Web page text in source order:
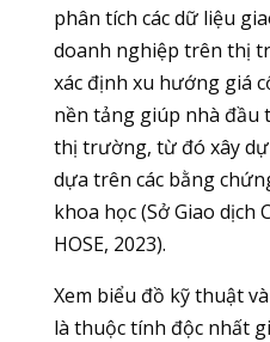
phân tích các dữ liệu
doanh nghiệp trên thị
xác định xu hướng giá
nền tảng giúp nhà đầu
thị trường, từ đó xây
dựa trên các bằng
khoa học (Sở Giao dịch
HOSE, 2023).
Xem biểu đồ kỹ thuật
là thuộc tính độc nhất